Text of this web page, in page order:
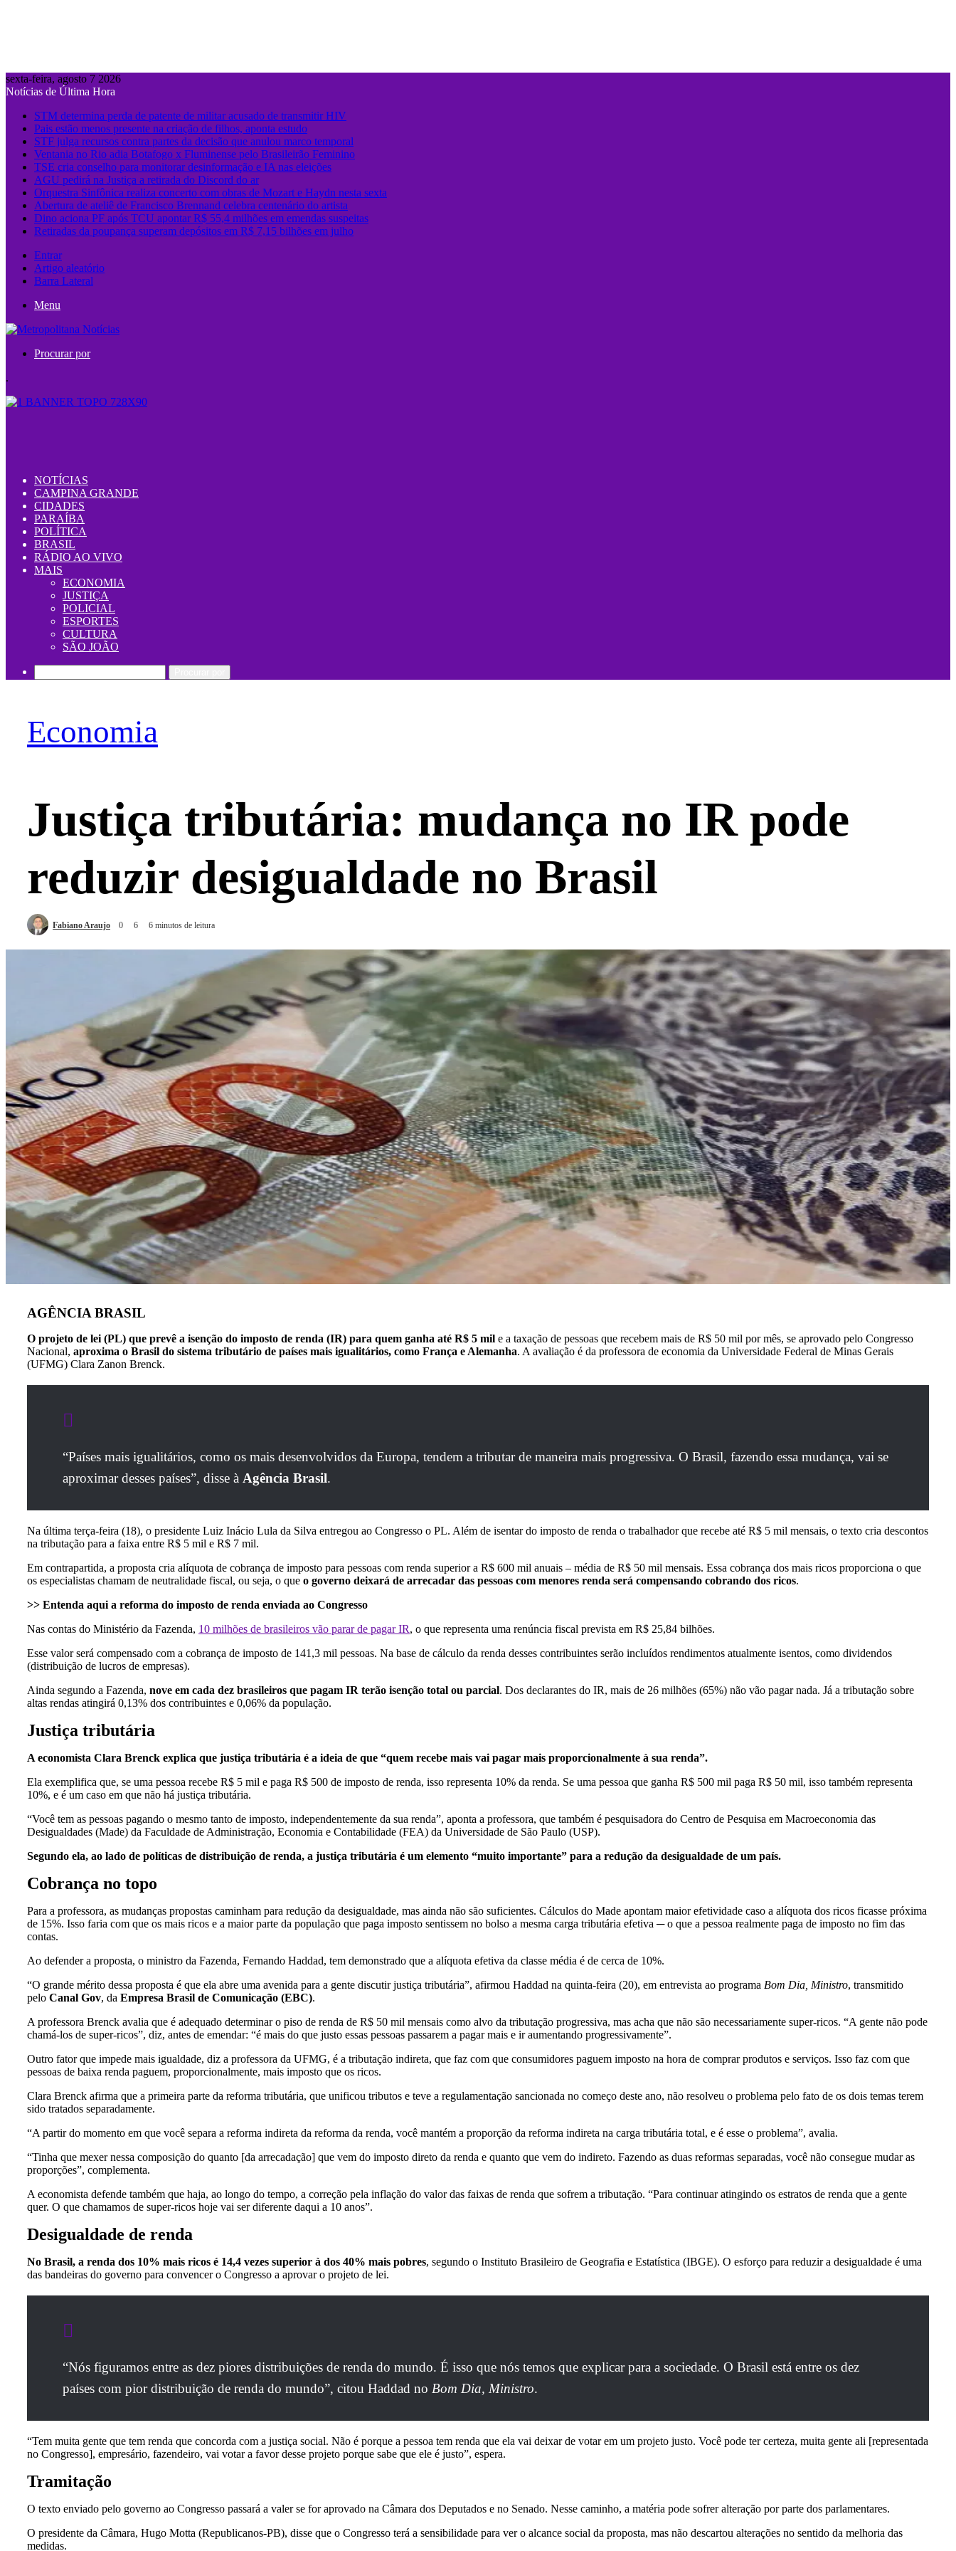
sexta-feira, agosto 7 2026
Notícias de Última Hora
STM determina perda de patente de militar acusado de transmitir HIV
Pais estão menos presente na criação de filhos, aponta estudo
STF julga recursos contra partes da decisão que anulou marco temporal
Ventania no Rio adia Botafogo x Fluminense pelo Brasileirão Feminino
TSE cria conselho para monitorar desinformação e IA nas eleições
AGU pedirá na Justiça a retirada do Discord do ar
Orquestra Sinfônica realiza concerto com obras de Mozart e Haydn nesta sexta
Abertura de ateliê de Francisco Brennand celebra centenário do artista
Dino aciona PF após TCU apontar R$ 55,4 milhões em emendas suspeitas
Retiradas da poupança superam depósitos em R$ 7,15 bilhões em julho
Entrar
Artigo aleatório
Barra Lateral
Menu
Procurar por
.
NOTÍCIAS
CAMPINA GRANDE
CIDADES
PARAÍBA
POLÍTICA
BRASIL
RÁDIO AO VIVO
MAIS
ECONOMIA
JUSTIÇA
POLICIAL
ESPORTES
CULTURA
SÃO JOÃO
Economia
Justiça tributária: mudança no IR pode
reduzir desigualdade no Brasil
Fabiano Araujo 0 6 6 minutos de leitura
AGÊNCIA BRASIL
O projeto de lei (PL) que prevê a isenção do imposto de renda (IR) para quem ganha até R$ 5 mil e a taxação de pessoas que recebem mais de R$ 50 mil por mês, se aprovado pelo Congresso
Nacional, aproxima o Brasil do sistema tributário de países mais igualitários, como França e Alemanha. A avaliação é da professora de economia da Universidade Federal de Minas Gerais
(UFMG) Clara Zanon Brenck.
“Países mais igualitários, como os mais desenvolvidos da Europa, tendem a tributar de maneira mais progressiva. O Brasil, fazendo essa mudança, vai se
aproximar desses países”, disse à Agência Brasil.
Na última terça-feira (18), o presidente Luiz Inácio Lula da Silva entregou ao Congresso o PL. Além de isentar do imposto de renda o trabalhador que recebe até R$ 5 mil mensais, o texto cria descontos
na tributação para a faixa entre R$ 5 mil e R$ 7 mil.
Em contrapartida, a proposta cria alíquota de cobrança de imposto para pessoas com renda superior a R$ 600 mil anuais – média de R$ 50 mil mensais. Essa cobrança dos mais ricos proporciona o que
os especialistas chamam de neutralidade fiscal, ou seja, o que o governo deixará de arrecadar das pessoas com menores renda será compensando cobrando dos ricos.
>> Entenda aqui a reforma do imposto de renda enviada ao Congresso
Nas contas do Ministério da Fazenda, 10 milhões de brasileiros vão parar de pagar IR, o que representa uma renúncia fiscal prevista em R$ 25,84 bilhões.
Esse valor será compensado com a cobrança de imposto de 141,3 mil pessoas. Na base de cálculo da renda desses contribuintes serão incluídos rendimentos atualmente isentos, como dividendos
(distribuição de lucros de empresas).
Ainda segundo a Fazenda, nove em cada dez brasileiros que pagam IR terão isenção total ou parcial. Dos declarantes do IR, mais de 26 milhões (65%) não vão pagar nada. Já a tributação sobre
altas rendas atingirá 0,13% dos contribuintes e 0,06% da população.
Justiça tributária
A economista Clara Brenck explica que justiça tributária é a ideia de que “quem recebe mais vai pagar mais proporcionalmente à sua renda”.
Ela exemplifica que, se uma pessoa recebe R$ 5 mil e paga R$ 500 de imposto de renda, isso representa 10% da renda. Se uma pessoa que ganha R$ 500 mil paga R$ 50 mil, isso também representa
10%, e é um caso em que não há justiça tributária.
“Você tem as pessoas pagando o mesmo tanto de imposto, independentemente da sua renda”, aponta a professora, que também é pesquisadora do Centro de Pesquisa em Macroeconomia das
Desigualdades (Made) da Faculdade de Administração, Economia e Contabilidade (FEA) da Universidade de São Paulo (USP).
Segundo ela, ao lado de políticas de distribuição de renda, a justiça tributária é um elemento “muito importante” para a redução da desigualdade de um país.
Cobrança no topo
Para a professora, as mudanças propostas caminham para redução da desigualdade, mas ainda não são suficientes. Cálculos do Made apontam maior efetividade caso a alíquota dos ricos ficasse próxima
de 15%. Isso faria com que os mais ricos e a maior parte da população que paga imposto sentissem no bolso a mesma carga tributária efetiva ─ o que a pessoa realmente paga de imposto no fim das
contas.
Ao defender a proposta, o ministro da Fazenda, Fernando Haddad, tem demonstrado que a alíquota efetiva da classe média é de cerca de 10%.
“O grande mérito dessa proposta é que ela abre uma avenida para a gente discutir justiça tributária”, afirmou Haddad na quinta-feira (20), em entrevista ao programa Bom Dia, Ministro, transmitido
pelo Canal Gov, da Empresa Brasil de Comunicação (EBC).
A professora Brenck avalia que é adequado determinar o piso de renda de R$ 50 mil mensais como alvo da tributação progressiva, mas acha que não são necessariamente super-ricos. “A gente não pode
chamá-los de super-ricos”, diz, antes de emendar: “é mais do que justo essas pessoas passarem a pagar mais e ir aumentando progressivamente”.
Outro fator que impede mais igualdade, diz a professora da UFMG, é a tributação indireta, que faz com que consumidores paguem imposto na hora de comprar produtos e serviços. Isso faz com que
pessoas de baixa renda paguem, proporcionalmente, mais imposto que os ricos.
Clara Brenck afirma que a primeira parte da reforma tributária, que unificou tributos e teve a regulamentação sancionada no começo deste ano, não resolveu o problema pelo fato de os dois temas terem
sido tratados separadamente.
“A partir do momento em que você separa a reforma indireta da reforma da renda, você mantém a proporção da reforma indireta na carga tributária total, e é esse o problema”, avalia.
“Tinha que mexer nessa composição do quanto [da arrecadação] que vem do imposto direto da renda e quanto que vem do indireto. Fazendo as duas reformas separadas, você não consegue mudar as
proporções”, complementa.
A economista defende também que haja, ao longo do tempo, a correção pela inflação do valor das faixas de renda que sofrem a tributação. “Para continuar atingindo os estratos de renda que a gente
quer. O que chamamos de super-ricos hoje vai ser diferente daqui a 10 anos”.
Desigualdade de renda
No Brasil, a renda dos 10% mais ricos é 14,4 vezes superior à dos 40% mais pobres, segundo o Instituto Brasileiro de Geografia e Estatística (IBGE). O esforço para reduzir a desigualdade é uma
das bandeiras do governo para convencer o Congresso a aprovar o projeto de lei.
“Nós figuramos entre as dez piores distribuições de renda do mundo. É isso que nós temos que explicar para a sociedade. O Brasil está entre os dez
países com pior distribuição de renda do mundo”, citou Haddad no Bom Dia, Ministro.
“Tem muita gente que tem renda que concorda com a justiça social. Não é porque a pessoa tem renda que ela vai deixar de votar em um projeto justo. Você pode ter certeza, muita gente ali [representada
no Congresso], empresário, fazendeiro, vai votar a favor desse projeto porque sabe que ele é justo”, espera.
Tramitação
O texto enviado pelo governo ao Congresso passará a valer se for aprovado na Câmara dos Deputados e no Senado. Nesse caminho, a matéria pode sofrer alteração por parte dos parlamentares.
O presidente da Câmara, Hugo Motta (Republicanos-PB), disse que o Congresso terá a sensibilidade para ver o alcance social da proposta, mas não descartou alterações no sentido da melhoria das
medidas.